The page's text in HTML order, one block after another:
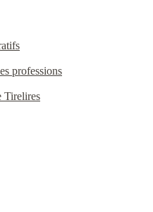
professions
Tirelires